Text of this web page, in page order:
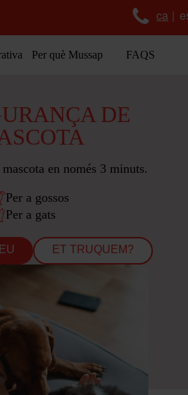
ca
Per què Mussap FAQS
DE
en només 3 minuts.
Per a gossos
Per a gats
ET TRUQUEM?